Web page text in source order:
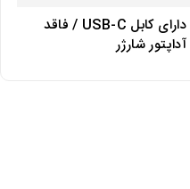
دارای کابل USB-C / فاقد
آداپتور شارژر